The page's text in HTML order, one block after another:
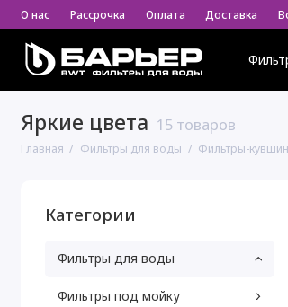
О нас Рассрочка Оплата Доставка
Яркие цвета 15 товаров
Главная Фильтры для воды Фильтры-
Категории
Фильтры для воды
Фильтры под мойку